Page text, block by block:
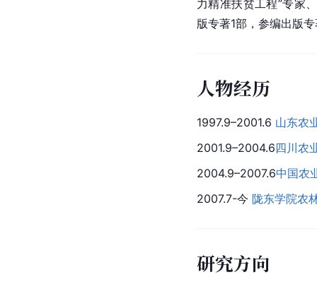
力精准扶贫工程”专家
版专著1部，参编出版
人物经历
1997.9–2001.6 山东农
2001.9–2004.6四川农
2004.9–2007.6中国农
2007.7-今 陇东学院农
研究方向